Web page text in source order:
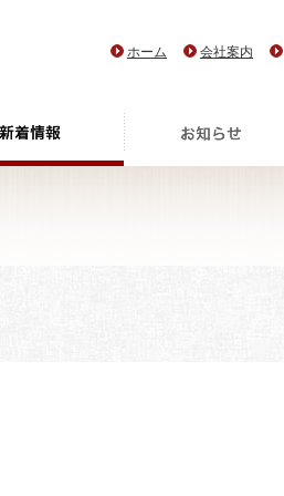
ホーム 会社案内